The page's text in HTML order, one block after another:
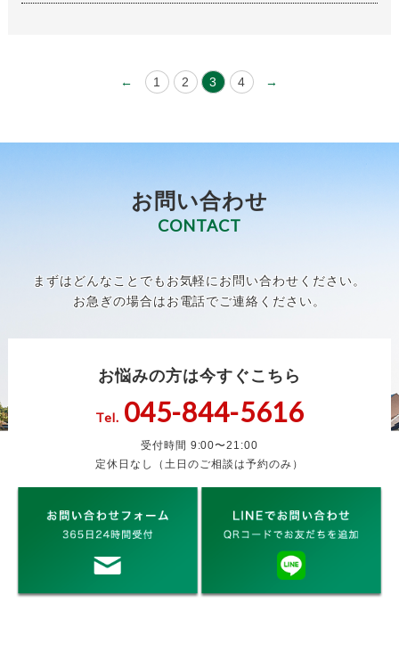
← 1 2 3 4 →
お問い合わせ
CONTACT
まずはどんなことでもお気軽にお問い合わせください。
お急ぎの場合はお電話でご連絡ください。
お悩みの方は今すぐこちら
Tel. 045-844-5616
受付時間 9:00〜21:00
定休日なし（土日のご相談は予約のみ）